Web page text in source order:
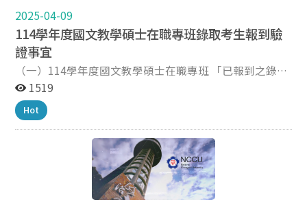
月9日前（以郵戳為憑）。 2.網路上傳：114年12月9日下
午5時止（逾時不受理）。 三、報名流程：(詳閱簡章5-7
頁) （一）於報名系統取得繳費帳號。 （二）於報名系統
線上以信用卡、金融卡繳款、或至全國金融機構自動提款
機（ATM）繳費、第一銀行臨櫃繳款（擇一方式繳費）。
（三）於報名系統填寫個人基本資料，完成報名後下載
PDF報名表自行存檔。 （四）依系所規定繳交報名所需相
關表件。 四、若有疑問，請於上班時間（08:30~12:00；
13:30~17:00）洽本校教務處綜合業務組(02)2938-
7892、2938-7893。
2025-04-09
114學年度國文教學碩士在職專班錄取考生報到驗
證事宜
（一）114學年度國文教學碩士在職專班 「已報到之錄取
生」名單 錄取生： 張○靜、鍾○均、劉○妮、黃○榕、
楊○薇、鄭○云、藍○凱、林○靜、 黃○孟、陳○宣、戴
○謙、周○玲、江○、熊○傑、葉○、陳○嘉、 林○宜、
江○瑄、吳○軒、蕭○成、郭○綺、李○睿 共計22名。
*以上新生第一次上課為114年9月，114年暑期尚未具備
選課資格。詳情請參閱招生簡章之說明。 *114學年度新
生遞補至7/31，已繳交報到意願書知備取生皆列入替補名
1519
Hot